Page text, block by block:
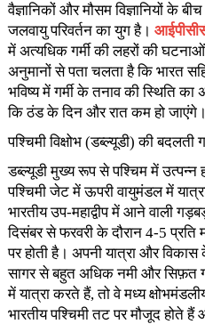
वैज्ञानिकों और मौसम विज्ञानियों के
जलवायु परिवर्तन का युग है।
में अत्यधिक गर्मी की लहरों की
अनुमानों से पता चलता है कि भारत
भविष्य में गर्मी के तनाव की स्थिति
कि ठंड के दिन और रात कम हो जाएंगे।
पश्चिमी विक्षोभ (डब्ल्यूडी) की बदलती
डब्ल्यूडी मुख्य रूप से पश्चिम में उत्पन्न
पश्चिमी जेट में ऊपरी वायुमंडल में
भारतीय उप-महाद्वीप में आने वाली
दिसंबर से फरवरी के दौरान 4-5
पर होती है। अपनी यात्रा और
सागर से बहुत अधिक नमी और सिफ़त
में यात्रा करते हैं, तो वे मध्य
भारतीय पश्चिमी तट पर मौजूद होते